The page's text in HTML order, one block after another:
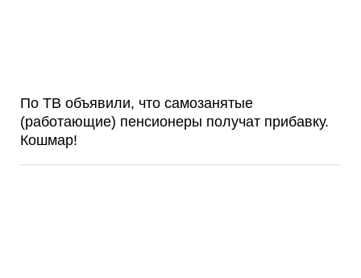
По ТВ объявили, что самозанятые
(работающие) пенсионеры получат прибавку.
Кошмар!